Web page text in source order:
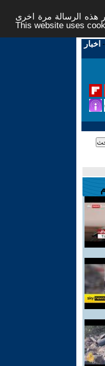
هذه الرسالة مرة اخرى -
This website uses
- اخبار